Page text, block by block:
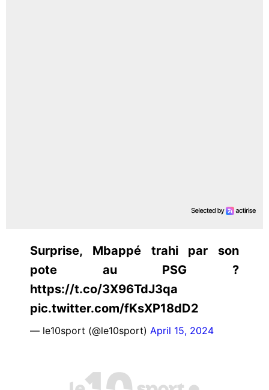
Surprise, Mbappé trahi par son
pote au PSG ?
https://t.co/3X96TdJ3qa
pic.twitter.com/fKsXP18dD2
— le10sport (@le10sport) April 15, 2024